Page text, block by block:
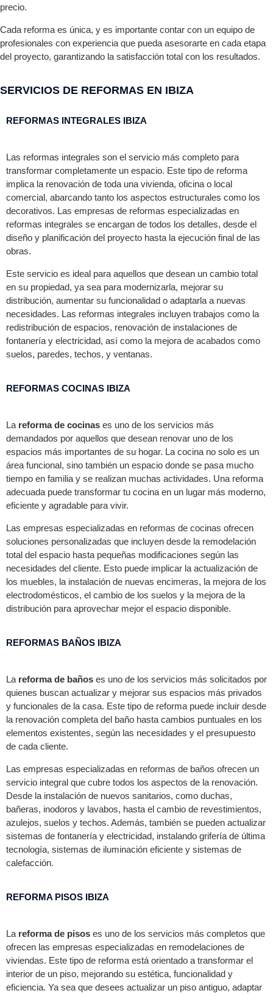
precio.
Cada reforma es única, y es importante contar con un equipo de
profesionales con experiencia que pueda asesorarte en cada etapa
del proyecto, garantizando la satisfacción total con los resultados.
SERVICIOS DE REFORMAS EN IBIZA
REFORMAS INTEGRALES IBIZA
Las reformas integrales son el servicio más completo para
transformar completamente un espacio. Este tipo de reforma
implica la renovación de toda una vivienda, oficina o local
comercial, abarcando tanto los aspectos estructurales como los
decorativos. Las empresas de reformas especializadas en
reformas integrales se encargan de todos los detalles, desde el
diseño y planificación del proyecto hasta la ejecución final de las
obras.
Este servicio es ideal para aquellos que desean un cambio total
en su propiedad, ya sea para modernizarla, mejorar su
distribución, aumentar su funcionalidad o adaptarla a nuevas
necesidades. Las reformas integrales incluyen trabajos como la
redistribución de espacios, renovación de instalaciones de
fontanería y electricidad, así como la mejora de acabados como
suelos, paredes, techos, y ventanas.
REFORMAS COCINAS IBIZA
La reforma de cocinas es uno de los servicios más
demandados por aquellos que desean renovar uno de los
espacios más importantes de su hogar. La cocina no solo es un
área funcional, sino también un espacio donde se pasa mucho
tiempo en familia y se realizan muchas actividades. Una reforma
adecuada puede transformar tu cocina en un lugar más moderno,
eficiente y agradable para vivir.
Las empresas especializadas en reformas de cocinas ofrecen
soluciones personalizadas que incluyen desde la remodelación
total del espacio hasta pequeñas modificaciones según las
necesidades del cliente. Esto puede implicar la actualización de
los muebles, la instalación de nuevas encimeras, la mejora de los
electrodomésticos, el cambio de los suelos y la mejora de la
distribución para aprovechar mejor el espacio disponible.
REFORMAS BAÑOS IBIZA
La reforma de baños es uno de los servicios más solicitados por
quienes buscan actualizar y mejorar sus espacios más privados
y funcionales de la casa. Este tipo de reforma puede incluir desde
la renovación completa del baño hasta cambios puntuales en los
elementos existentes, según las necesidades y el presupuesto
de cada cliente.
Las empresas especializadas en reformas de baños ofrecen un
servicio integral que cubre todos los aspectos de la renovación.
Desde la instalación de nuevos sanitarios, como duchas,
bañeras, inodoros y lavabos, hasta el cambio de revestimientos,
azulejos, suelos y techos. Además, también se pueden actualizar
sistemas de fontanería y electricidad, instalando grifería de última
tecnología, sistemas de iluminación eficiente y sistemas de
calefacción.
REFORMA PISOS IBIZA
La reforma de pisos es uno de los servicios más completos que
ofrecen las empresas especializadas en remodelaciones de
viviendas. Este tipo de reforma está orientado a transformar el
interior de un piso, mejorando su estética, funcionalidad y
eficiencia. Ya sea que desees actualizar un piso antiguo, adaptar